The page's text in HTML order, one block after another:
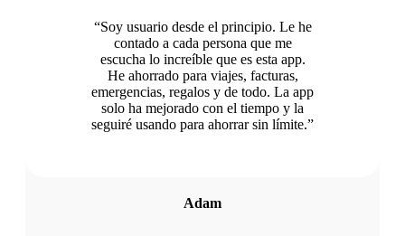
“Soy usuario desde el principio. Le he
contado a cada persona que me
escucha lo increíble que es esta app.
He ahorrado para viajes, facturas,
emergencias, regalos y de todo. La app
solo ha mejorado con el tiempo y la
seguiré usando para ahorrar sin límite.”
Adam